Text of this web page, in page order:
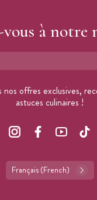
à notre
nos offres exclusives,
astuces culinaires !
Français (French)